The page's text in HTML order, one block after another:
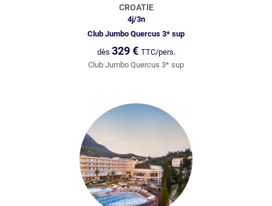
CROATIE
4j/3n
Club Jumbo Quercus 3* sup
dès 329€ TTC/pers.
Club Jumbo Quercus 3* sup